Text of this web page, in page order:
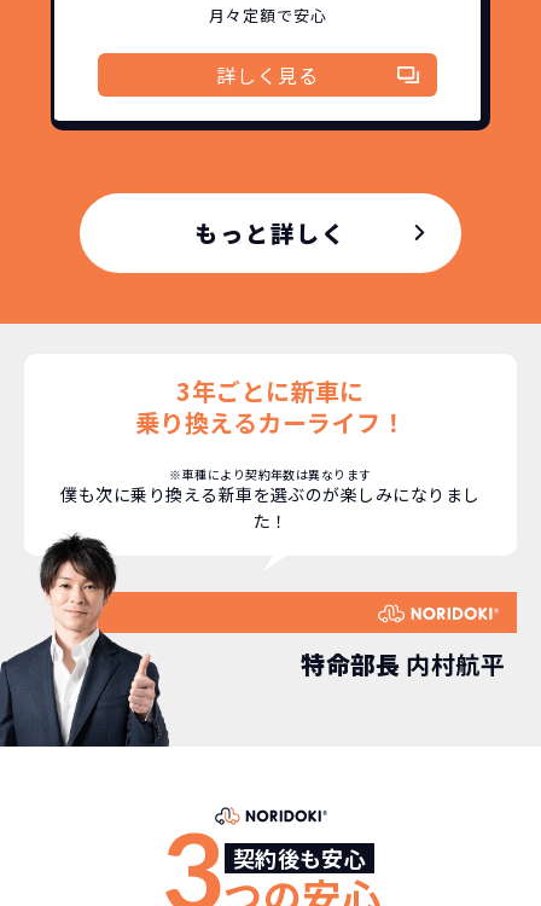
月々定額で安心
詳しく見る
どこよりも安くご契約いただけます！
短期間だから安心！
月々定額料金で安心
もっと詳しく
3年ごとに新車に
乗り換えるカーライフ！
※車種により契約年数は異なります
僕も次に乗り換える新車を選ぶのが楽しみになりまし
た！
特命部長 内村航平
契約後も安心
3つの安心